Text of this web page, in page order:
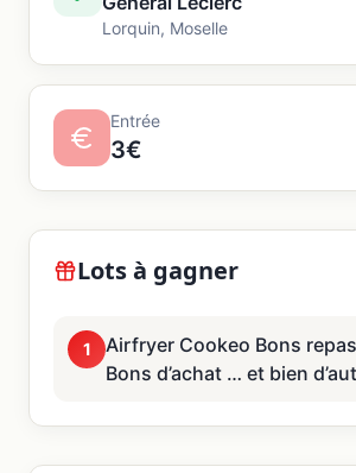
Lorquin, Moselle
Entrée
3€
Lots à gagner
1
Airfryer Cookeo Bons
Bons d’achat … et bien